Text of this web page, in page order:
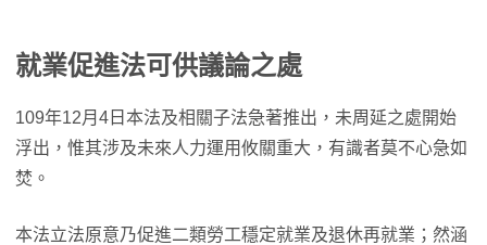
就業促進法可供議論之處
109年12月4日本法及相關子法急著推出，未周延之處開始
浮出，惟其涉及未來人力運用攸關重大，有識者莫不心急如
焚。
本法立法原意乃促進二類勞工穩定就業及退休再就業；然涵